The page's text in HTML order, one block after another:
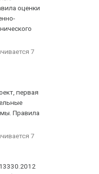
оценки
7
первая
Правила
7